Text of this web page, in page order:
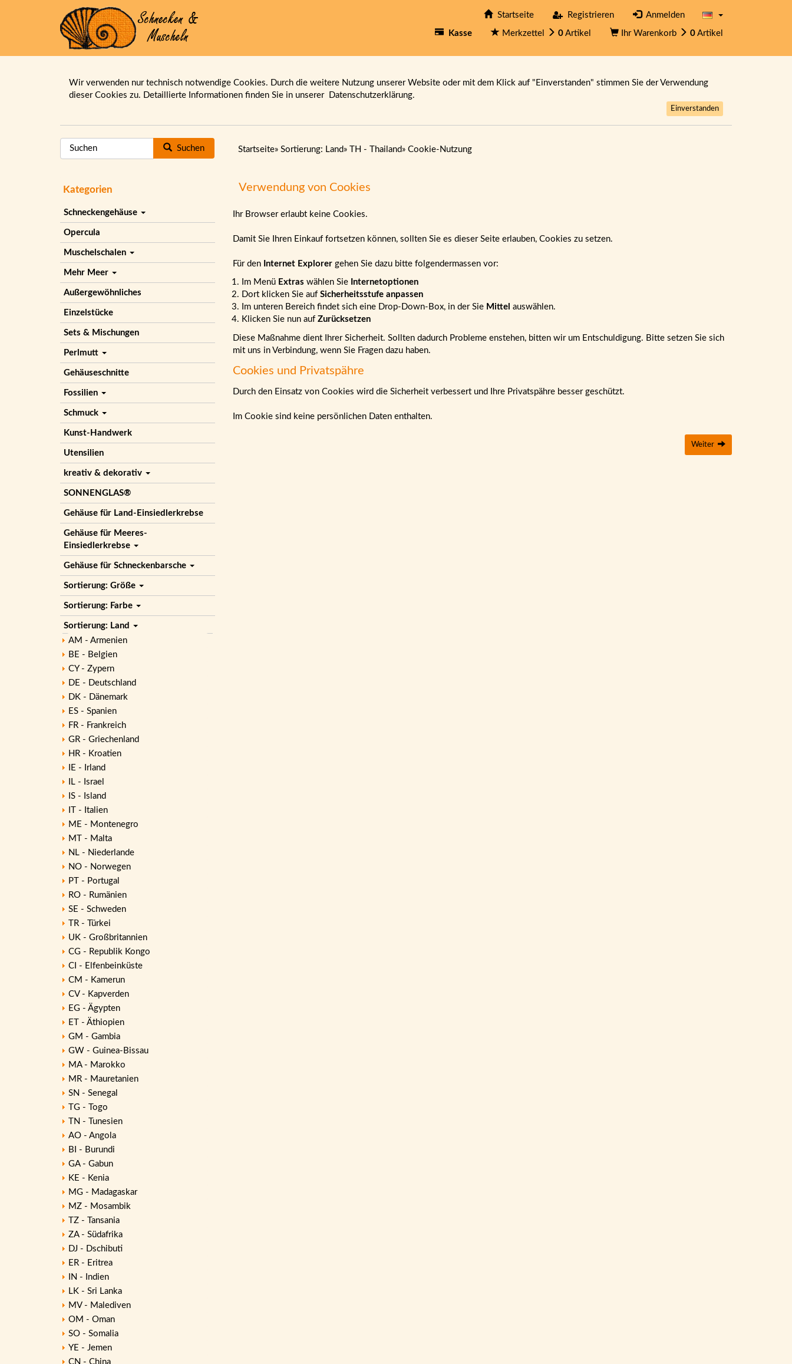
Startseite Registrieren Anmelden
Kasse Merkzettel 0 Artikel Ihr Warenkorb 0 Artikel
Wir verwenden nur technisch notwendige Cookies. Durch die weitere Nutzung unserer Website oder mit dem Klick auf "Einverstanden" stimmen Sie der Verwendung
dieser Cookies zu. Detaillierte Informationen finden Sie in unserer Datenschutzerklärung.
Einverstanden
Suchen
Kategorien
Schneckengehäuse
Opercula
Muschelschalen
Mehr Meer
Außergewöhnliches
Einzelstücke
Sets & Mischungen
Perlmutt
Gehäuseschnitte
Fossilien
Schmuck
Kunst-Handwerk
Utensilien
kreativ & dekorativ
SONNENGLAS®
Gehäuse für Land-Einsiedlerkrebse
Gehäuse für Meeres-
Einsiedlerkrebse
Gehäuse für Schneckenbarsche
Sortierung: Größe
Sortierung: Farbe
Sortierung: Land
AM - Armenien
BE - Belgien
CY - Zypern
DE - Deutschland
DK - Dänemark
ES - Spanien
FR - Frankreich
GR - Griechenland
HR - Kroatien
IE - Irland
IL - Israel
IS - Island
IT - Italien
ME - Montenegro
MT - Malta
NL - Niederlande
NO - Norwegen
PT - Portugal
RO - Rumänien
SE - Schweden
TR - Türkei
UK - Großbritannien
CG - Republik Kongo
CI - Elfenbeinküste
CM - Kamerun
CV - Kapverden
EG - Ägypten
ET - Äthiopien
GM - Gambia
GW - Guinea-Bissau
MA - Marokko
MR - Mauretanien
SN - Senegal
TG - Togo
TN - Tunesien
AO - Angola
BI - Burundi
GA - Gabun
KE - Kenia
MG - Madagaskar
MZ - Mosambik
TZ - Tansania
ZA - Südafrika
DJ - Dschibuti
ER - Eritrea
IN - Indien
LK - Sri Lanka
MV - Malediven
OM - Oman
SO - Somalia
YE - Jemen
CN - China
Startseite» Sortierung: Land» TH - Thailand» Cookie-Nutzung
Verwendung von Cookies
Ihr Browser erlaubt keine Cookies.
Damit Sie Ihren Einkauf fortsetzen können, sollten Sie es dieser Seite erlauben, Cookies zu setzen.
Für den Internet Explorergehen Sie dazu bitte folgendermassen vor:
Im Menü Extras wählen Sie Internetoptionen
Dort klicken Sie auf Sicherheitsstufe anpassen
Im unteren Bereich findet sich eine Drop-Down-Box, in der Sie Mittel auswählen.
Klicken Sie nun auf Zurücksetzen
Diese Maßnahme dient Ihrer Sicherheit. Sollten dadurch Probleme enstehen, bitten wir um Entschuldigung. Bitte setzen Sie sich
mit uns in Verbindung, wenn Sie Fragen dazu haben.
Cookies und Privatspähre
Durch den Einsatz von Cookies wird die Sicherheit verbessert und Ihre Privatspähre besser geschützt.
Im Cookie sind keine persönlichen Daten enthalten.
Weiter